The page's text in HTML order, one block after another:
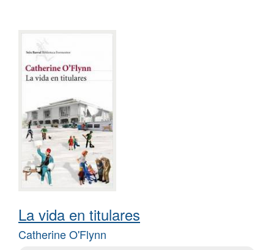
La vida en titulares
Catherine O'Flynn